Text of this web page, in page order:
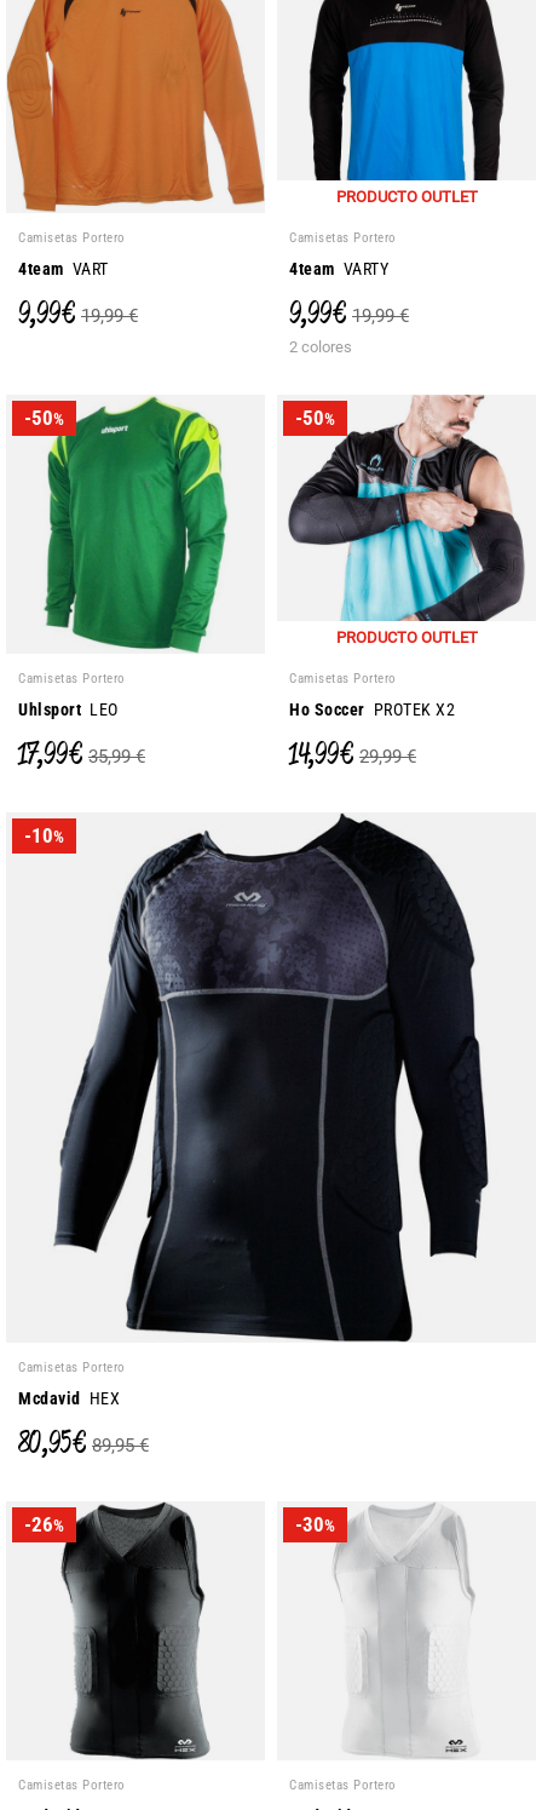
Camisetas Portero
4team VART
9,99 € 19,99 €
PRODUCTO OUTLET
Camisetas Portero
4team VARTY
9,99 € 19,99 €
2 colores
-50%
Camisetas Portero
Uhlsport LEO
17,99 € 35,99 €
-50%
PRODUCTO OUTLET
Camisetas Portero
Ho Soccer PROTEK X2
14,99 € 29,99 €
-10%
Camisetas Portero
Mcdavid HEX
80,95 € 89,95 €
-26%
Camisetas Portero
-30%
Camisetas Portero